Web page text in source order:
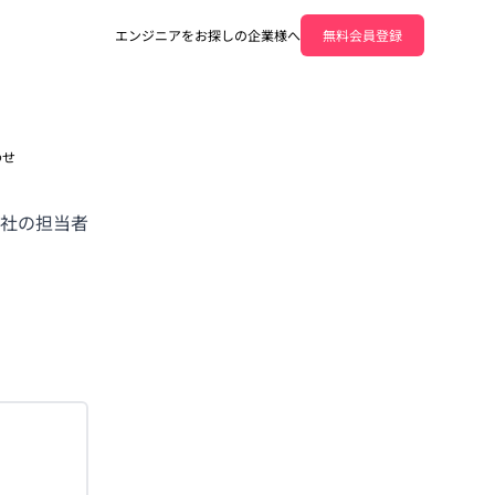
エンジニアをお探しの企業様へ 無料会員登録
の担当者